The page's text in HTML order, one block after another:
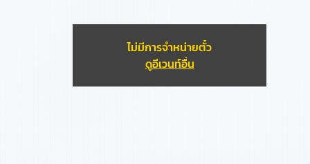
ไม่มีการจำหน่ายตั๋ว
ดูอีเวนท์อื่น